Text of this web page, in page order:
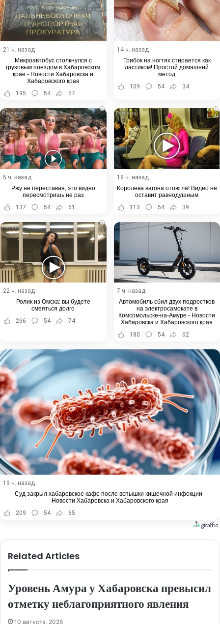
21 ч. назад
Микроавтобус столкнулся с
грузовым поездом в Хабаровском
крае - Новости Хабаровска и
Хабаровского края
195
54 57
14 ч. назад
Грибок на ногтях стирается как
ластиком! Простой домашний
метод
109
54 34
i
5 ч. назад
Ржу не переставая, это видео
пересмотришь не раз
137
54 61
i
18 ч. назад
Королева вагона отожгла! Видео не
оставит равнодушным
113
54 39
i
22 ч. назад
Ролик из Омска: вы будете
смеяться долго
266
54 74
7 ч. назад
Автомобиль сбил двух подростков
на электросамокате в
Комсомольске-на-Амуре - Новости
Хабаровска и Хабаровского края
180
54 62
19 ч. назад
Суд закрыл хабаровское кафе после вспышки кишечной инфекции -
Новости Хабаровска и Хабаровского края
209
54 65
Related Articles
Уровень Амура у Хабаровска превысил
отметку неблагоприятного явления
10 августа, 2026